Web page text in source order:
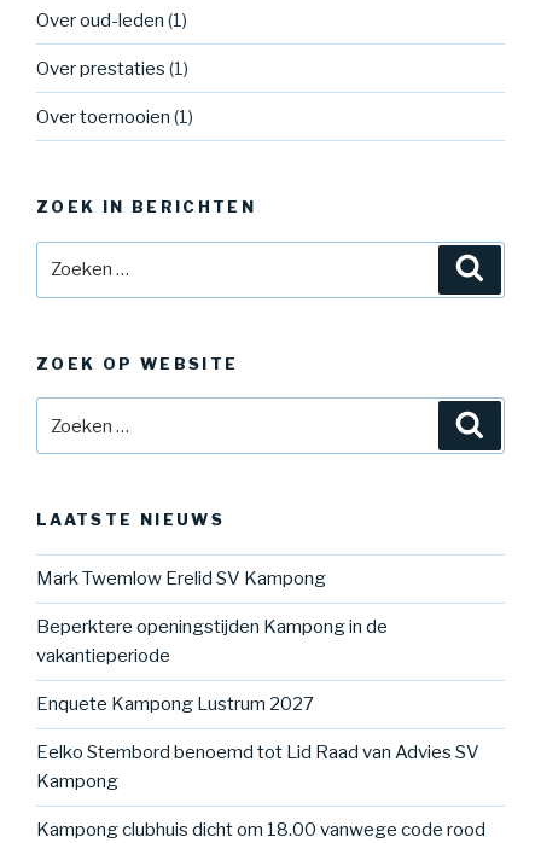
Over oud-leden (1)
Over prestaties (1)
Over toernooien (1)
ZOEK IN BERICHTEN
ZOEK OP WEBSITE
naar:
LAATSTE NIEUWS
Mark Twemlow Erelid SV Kampong
Beperktere openingstijden Kampong in de
vakantieperiode
Enquete Kampong Lustrum 2027
Eelko Stembord benoemd tot Lid Raad van Advies SV
Kampong
Kampong clubhuis dicht om 18.00 vanwege code rood